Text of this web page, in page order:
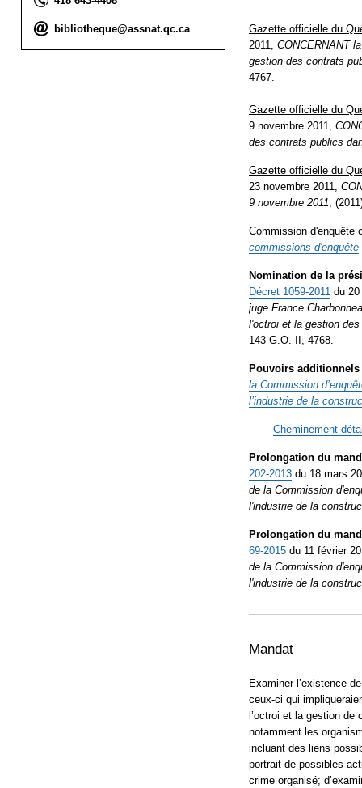
Courriel :
bibliotheque@assnat.qc.ca Gazette officielle du
2011, CONCERNANT
gestion des contrats
4767.
Gazette officielle du
9 novembre 2011,
des contrats publics
Gazette officielle du
23 novembre 2011,
9 novembre 2011 ,
Commission d'enquête
commissions d'enquête
Nomination de la
Décret 1059-2011 du
juge France
l'octroi et la gestion
143 G.O. II, 4768.
Pouvoirs additionnels
la Commission
l’industrie de la
Cheminement
Prolongation du
202-2013du 18 mars
de la Commission
l'industrie de la
Prolongation du
69-2015du 11 février
de la Commission
l'industrie de la
Mandat
Examiner l’existence
ceux-ci qui
l’octroi et la gestion
notamment les
incluant des liens
portrait de possibles
crime organisé;